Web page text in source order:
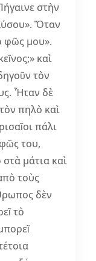
στὴν
Ὅταν
φῶς μου».
καὶ
τὸν
Ἦταν δὲ
πηλὸ καὶ
πάλι
του,
μάτια καὶ
τοὺς
δὲν
τὸ